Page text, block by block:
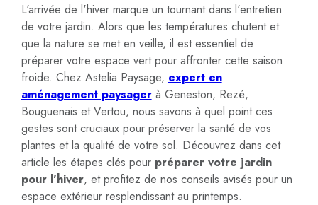
L'arrivée de l'hiver marque un tournant dans l'entretien
de votre jardin. Alors que les températures chutent et
que la nature se met en veille, il est essentiel de
préparer votre espace vert pour affronter cette saison
froide. Chez Astelia Paysage, expert en
aménagement paysagerà Geneston, Rezé,
Bouguenais et Vertou, nous savons à quel point ces
gestes sont cruciaux pour préserver la santé de vos
plantes et la qualité de votre sol. Découvrez dans cet
article les étapes clés pour préparer votre jardin
pour l'hiver, et profitez de nos conseils avisés pour un
espace extérieur resplendissant au printemps.